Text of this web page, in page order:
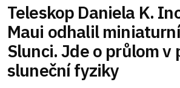
Teleskop Daniela K.
Maui odhalil
Slunci. Jde o průlom v
sluneční fyziky